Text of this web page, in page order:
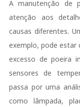
A manutenção de
atenção aos
causas diferentes.
exemplo, pode estar
excesso de poeira
sensores de
passa por uma
como lâmpada,